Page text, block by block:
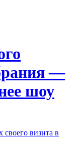
—
шоу
своего визита в